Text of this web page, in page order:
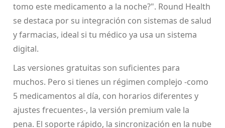
tomo este medicamento a la noche?". Round Health
se destaca por su integración con sistemas de salud
y farmacias, ideal si tu médico ya usa un sistema
digital.
Las versiones gratuitas son suficientes para
muchos. Pero si tienes un régimen complejo -como
5 medicamentos al día, con horarios diferentes y
ajustes frecuentes-, la versión premium vale la
pena. El soporte rápido, la sincronización en la nube